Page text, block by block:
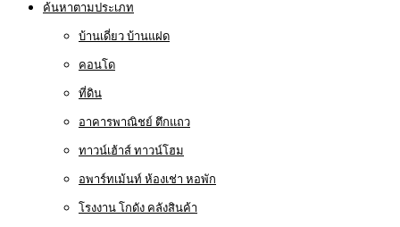
ค้นหาตามประเภท
บ้านเดี่ยว บ้านแฝด
คอนโด
ที่ดิน
อาคารพาณิชย์ ตึกแถว
ทาวน์เฮ้าส์ ทาวน์โฮม
อพาร์ทเม้นท์ ห้องเช่า หอพัก
โรงงาน โกดัง คลังสินค้า